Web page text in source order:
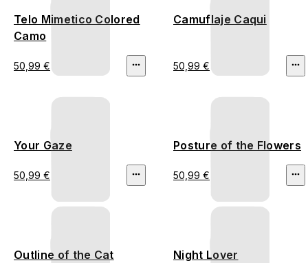
Telo Mimetico Colored
Camo
50,99 €
Camuflaje Caqui
50,99 €
Your Gaze
50,99 €
Posture of the Flowers
50,99 €
Outline of the Cat Night Lover